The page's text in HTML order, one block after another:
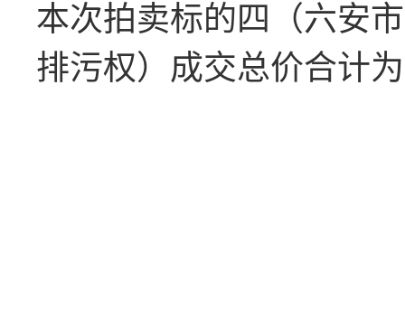
本次拍卖标的四（六安
排污权）成交总价合计为